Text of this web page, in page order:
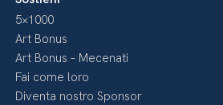
5×1000
Art Bonus
Art Bonus – Mecenati
Fai come loro
Diventa nostro Sponsor